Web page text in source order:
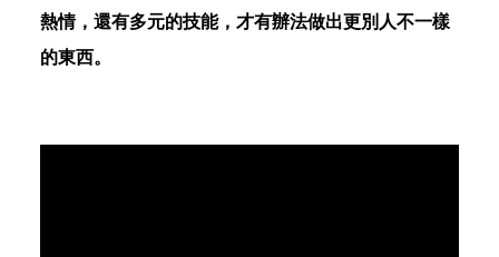
熱情，還有多元的技能，才有辦法做出更別人不一樣
的東西。